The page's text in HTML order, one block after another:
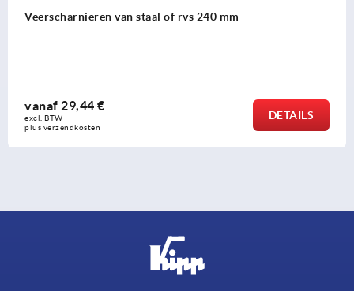
Veerscharnieren van staal of rvs 240 mm
vanaf29,44 €
excl. BTW
plus verzendkosten
DETAILS